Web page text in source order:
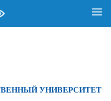
УНИВЕРСИТЕТ